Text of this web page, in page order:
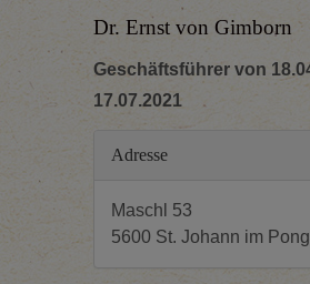
Dr. Ernst von Gimborn
Geschäftsführer von
17.07.2021
Adresse
Maschl 53
5600 St. Johann im